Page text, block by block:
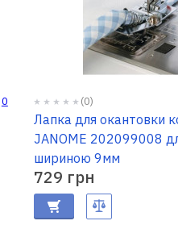
0 (0)
Лапка для окантовки
JANOME 202099008
шириною 9мм
729 грн